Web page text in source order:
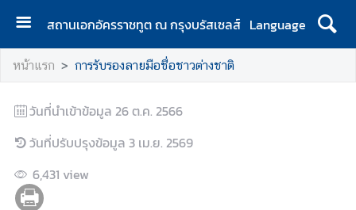
สถานเอกอัครราชทูต ณ กรุงบรัสเซลส์ Language
ห
น้
แ
ก
เ
กี่
หน้าแรก การรับรองลายมือชื่อชาวต่างชาติ
วันที่นำเข้าข้อมูล 26 ต.ค. 2566
วันที่ปรับปรุงข้อมูล 3 เม.ย. 2569
6,431 view